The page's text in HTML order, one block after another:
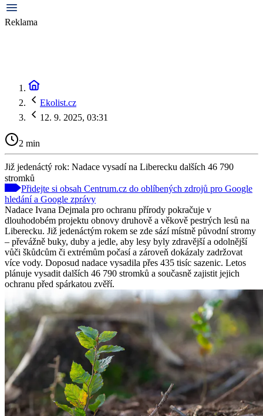
Reklama
Ekolist.cz
12. 9. 2025, 03:31
2 min
Již jedenáctý rok: Nadace vysadí na Liberecku dalších 46 790
stromků
Přidejte si obsah Centrum.cz do oblíbených zdrojů pro Google
hledání a Google zprávy
Nadace Ivana Dejmala pro ochranu přírody pokračuje v
dlouhodobém projektu obnovy druhově a věkově pestrých lesů na
Liberecku. Již jedenáctým rokem se zde sází místně původní stromy
– převážně buky, duby a jedle, aby lesy byly zdravější a odolnější
vůči škůdcům či extrémům počasí a zároveň dokázaly zadržovat
více vody. Doposud nadace vysadila přes 435 tisíc sazenic. Letos
plánuje vysadit dalších 46 790 stromků a současně zajistit jejich
ochranu před spárkatou zvěří.